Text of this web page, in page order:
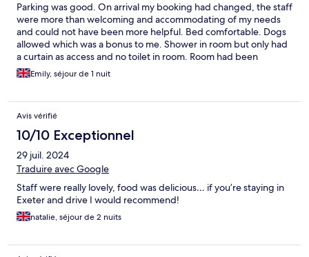
Parking was good. On arrival my booking had changed, the staff
were more than welcoming and accommodating of my needs
and could not have been more helpful. Bed comfortable. Dogs
allowed which was a bonus to me. Shower in room but only had
a curtain as access and no toilet in room. Room had been
changed to accommodate other needs so no complaints. Lovely
food in the pub.
Emily, séjour de 1 nuit
Avis vérifié
10/10 Exceptionnel
29 juil. 2024
Traduire avec Google
Staff were really lovely, food was delicious… if you’re staying in
Exeter and drive I would recommend!
natalie, séjour de 2 nuits